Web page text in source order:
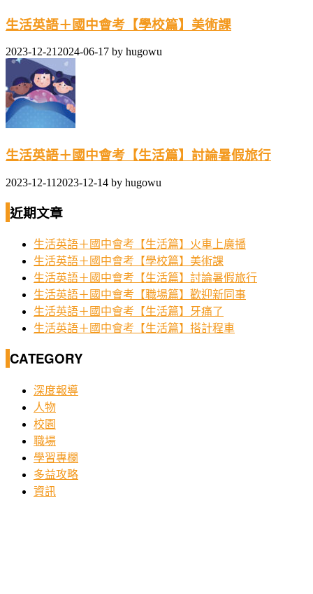
生活英語＋國中會考【學校篇】美術課
2023-12-21 2024-06-17 by hugowu
生活英語＋國中會考【生活篇】討論暑假旅行
2023-12-11 2023-12-14 by hugowu
近期文章
生活英語＋國中會考【生活篇】火車上廣播
生活英語＋國中會考【學校篇】美術課
生活英語＋國中會考【生活篇】討論暑假旅行
生活英語＋國中會考【職場篇】歡迎新同事
生活英語＋國中會考【生活篇】牙痛了
生活英語＋國中會考【生活篇】搭計程車
CATEGORY
深度報導
人物
校園
職場
學習專欄
多益攻略
資訊